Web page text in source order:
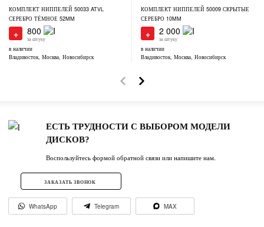
КОМПЛЕКТ НИППЕЛЕЙ 50033 ATVL
СЕРЕБРО ТЁМНОЕ 52MM
+ 800
за штуку
в наличии
Владивосток, Москва, Новосибирск
КОМПЛЕКТ НИППЕЛЕЙ 50009 СКРЫТЫЕ
СЕРЕБРО 10MM
+ 2 000
за штуку
в наличии
Владивосток, Москва, Новосибирск
ЕСТЬ ТРУДНОСТИ С ВЫБОРОМ МОДЕЛИ
ДИСКОВ?
Воспользуйтесь формой обратной связи или напишите нам.
ЗАКАЗАТЬ ЗВОНОК
WhatsApp Telegram MAX